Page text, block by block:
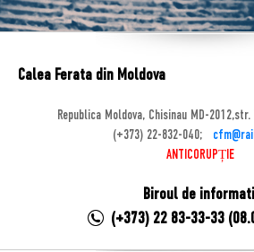
Calea Ferata din Moldova
Republica Moldova, Chisinau MD-
(+373) 22-832-040;
ANTICORUPȚIE
Biroul de
(+373) 22 83-33-33